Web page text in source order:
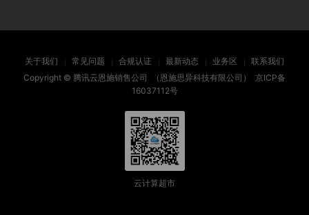
关于我们 常见问题 合规认证 最新动态 业务区
联系我们
Copyright © 腾讯云恩施销售公司 （恩施思异科技有限公司） 京ICP备
16037112号
云计算超市